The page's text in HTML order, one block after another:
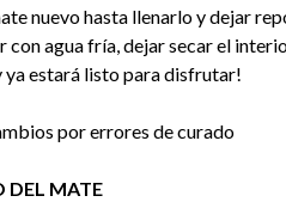
nuevo hasta llenarlo y dejar
con agua fría, dejar secar el
ya estará listo para disfrutar!
por errores de curado
DEL MATE